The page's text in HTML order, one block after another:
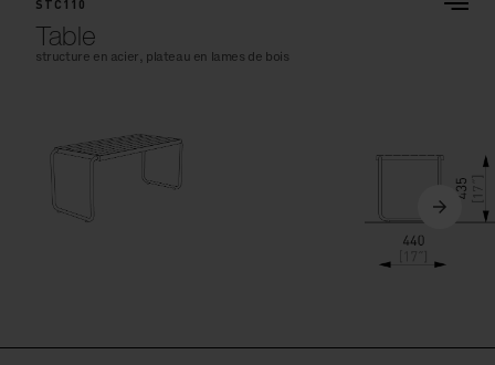
STC110
Table
structure en acier, plateau en lames de bois